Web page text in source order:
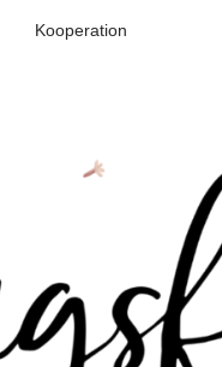
Kooperation